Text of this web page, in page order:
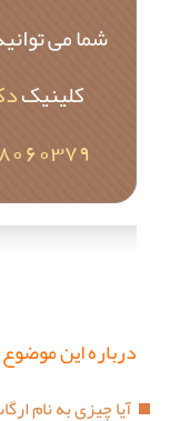
شما می
کلینیک
021
درباره این
آیا چیزی به نام